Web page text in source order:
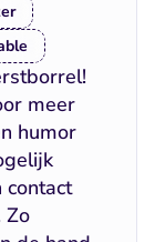
meer
humor
contact
Zo